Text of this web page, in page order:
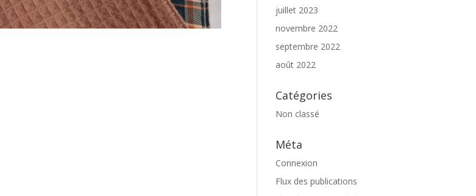
juillet 2023
novembre 2022
septembre 2022
août 2022
Catégories
Non classé
Méta
Connexion
Flux des publications